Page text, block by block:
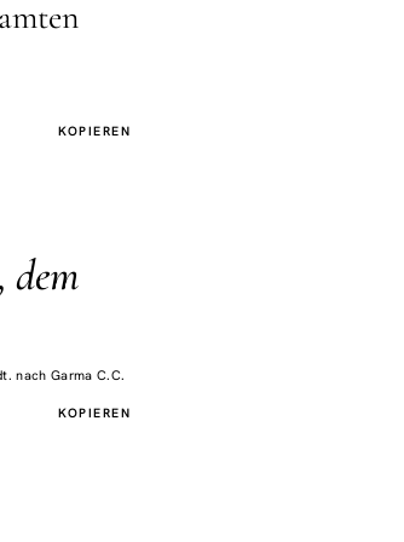
KOPIEREN
dem
nach Garma C.C.
KOPIEREN